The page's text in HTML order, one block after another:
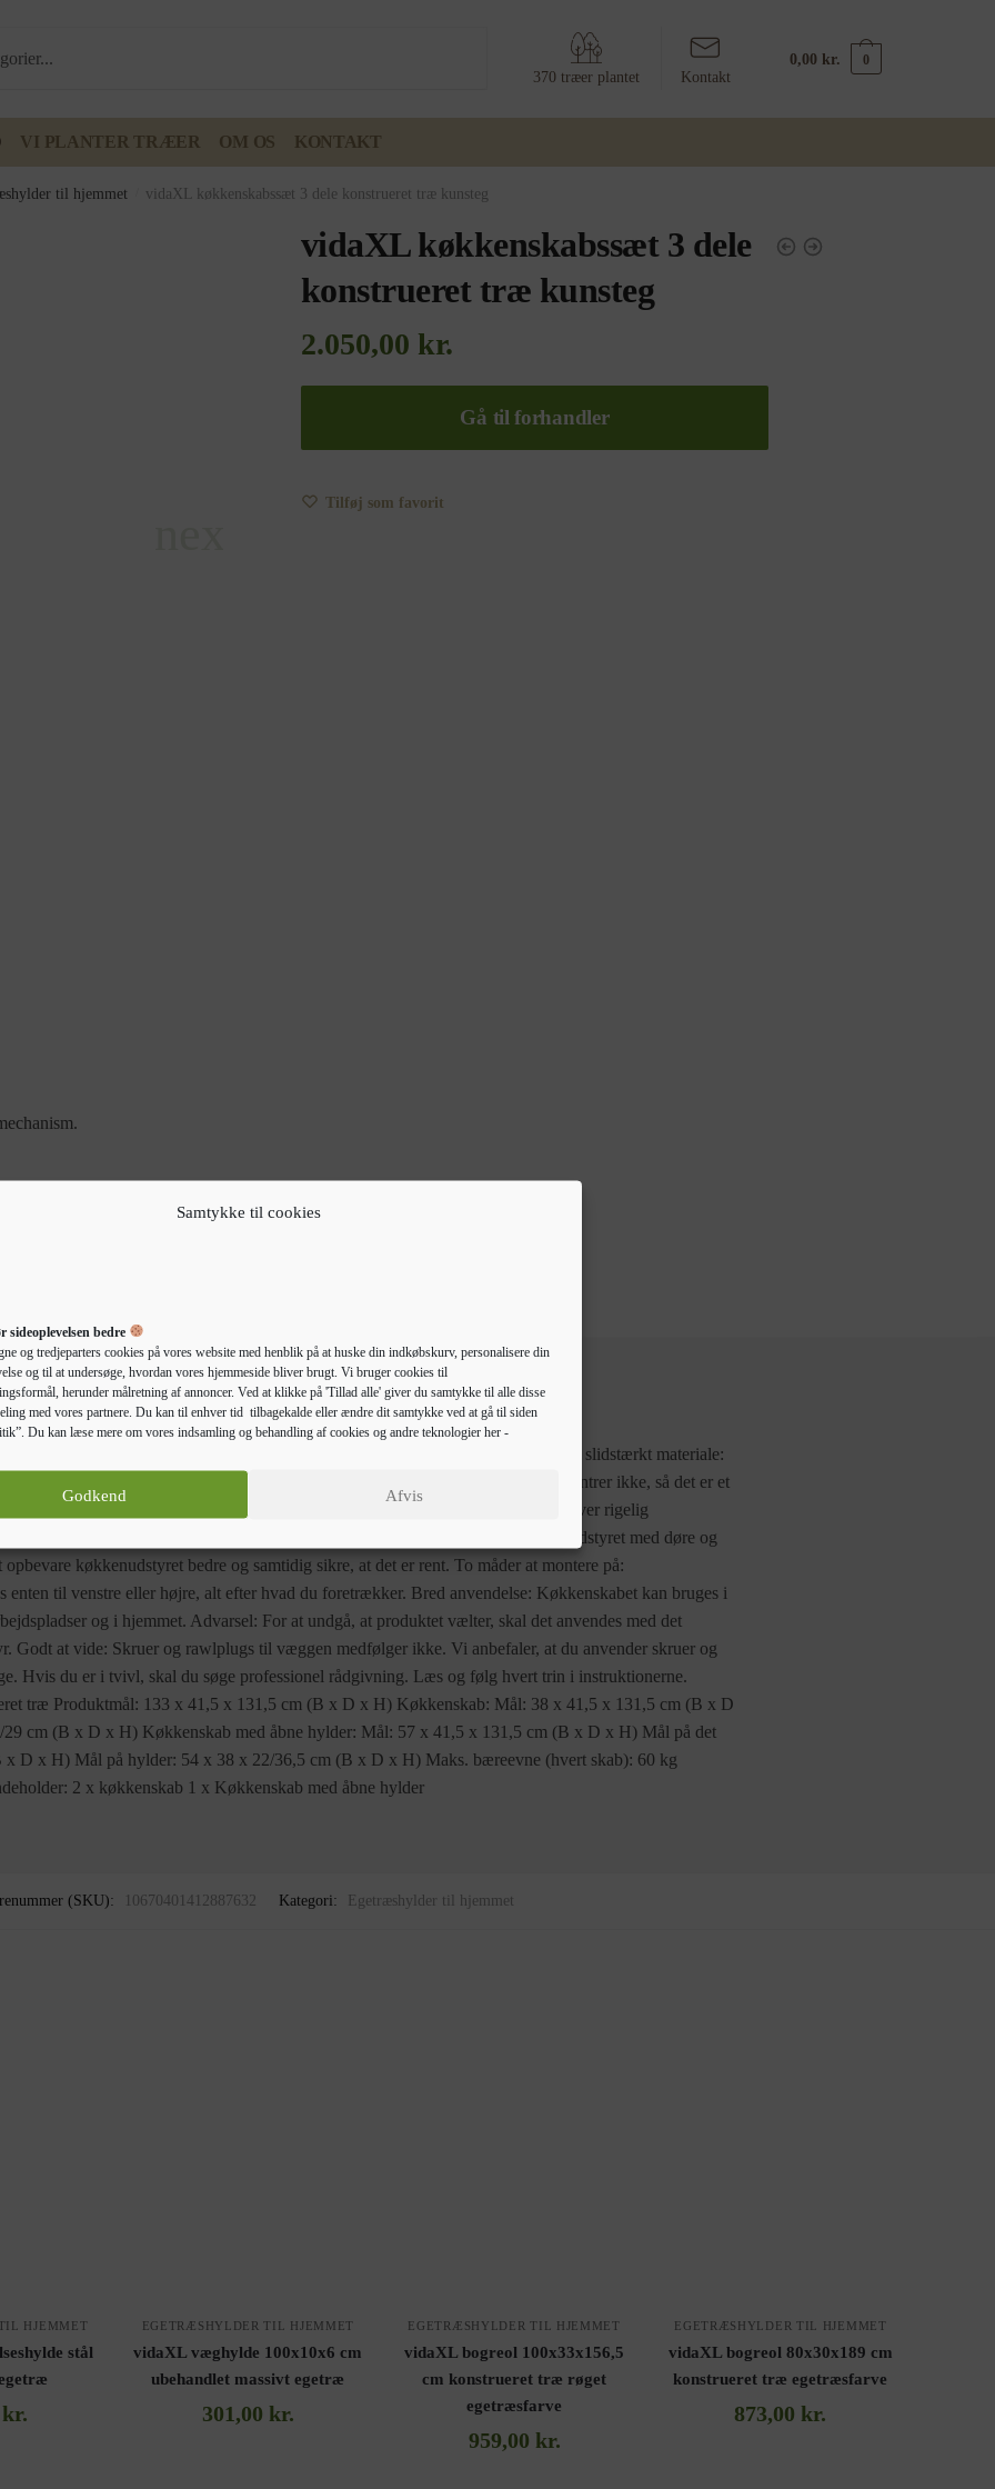
Samtykke til cookies
sideoplevelsen bedre
og tredjeparters cookies på vores website med henblik på at huske din indkøbskurv, personalisere din
og til at undersøge, hvordan vores hjemmeside bliver brugt. Vi bruger cookies til
herunder målretning af annoncer. Ved at klikke på 'Tillad alle' giver du samtykke til alle disse
med vores partnere. Du kan til enhver tid tilbagekalde eller ændre dit samtykke ved at gå til siden
Du kan læse mere om vores indsamling og behandling af cookies og andre teknologier her -
Godkend Afvis
370 træer plantet Kontakt
0,00 kr. 0
VI PLANTER TRÆER OM OS KONTAKT
til hjemmet vidaXL køkkenskabssæt 3 dele konstrueret træ kunsteg
vidaXL køkkenskabssæt 3 dele
konstrueret træ kunsteg
2.050,00 kr.
Gå til forhandler
Tilføj som favorit
Beskrivelse Yderligere information
til at holde dine køkkenartikler organiseret og inden for rækkevidde. Stabilt og slidstærkt materiale:
materiale med en glat overflade. Det er fugtafvisende, og det vrider eller splintrer ikke, så det er et
Rigelig med opbevaringsplads: Køkkenskabssættet har skabe og hylder, der giver rigelig
gryder og andre køkkenredskaber. Praktisk design: Dette køkkenskabssæt er udstyret med døre og
køkkenudstyret bedre og samtidig sikre, at det er rent. To måder at montere på:
enten til venstre eller højre, alt efter hvad du foretrækker. Bred anvendelse: Køkkenskabet kan bruges i
og i hjemmet. Advarsel: For at undgå, at produktet vælter, skal det anvendes med det
Godt at vide: Skruer og rawlplugs til væggen medfølger ikke. Vi anbefaler, at du anvender skruer og
Hvis du er i tvivl, skal du søge professionel rådgivning. Læs og følg hvert trin i instruktionerne.
træ Produktmål: 133 x 41,5 x 131,5 cm (B x D x H) Køkkenskab: Mål: 38 x 41,5 x 131,5 cm (B x D
cm (B x D x H) Køkkenskab med åbne hylder: Mål: 57 x 41,5 x 131,5 cm (B x D x H) Mål på det
x D x H) Mål på hylder: 54 x 38 x 22/36,5 cm (B x D x H) Maks. bæreevne (hvert skab): 60 kg
2 x køkkenskab 1 x Køkkenskab med åbne hylder
(SKU): 10670401412887632 Kategori: Egetræshylder til hjemmet
HJEMMET
stål
kr.
EGETRÆSHYLDER TIL HJEMMET
vidaXL væghylde 100x10x6 cm
ubehandlet massivt egetræ
301,00 kr.
EGETRÆSHYLDER TIL HJEMMET
vidaXL bogreol 100x33x156,5
cm konstrueret træ røget
egetræsfarve
959,00 kr.
EGETRÆSHYLDER TIL HJEMMET
vidaXL bogreol 80x30x189 cm
konstrueret træ egetræsfarve
873,00 kr.